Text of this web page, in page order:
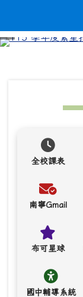
全校課表
南寧Gmail
布可星球
國中輔導系統